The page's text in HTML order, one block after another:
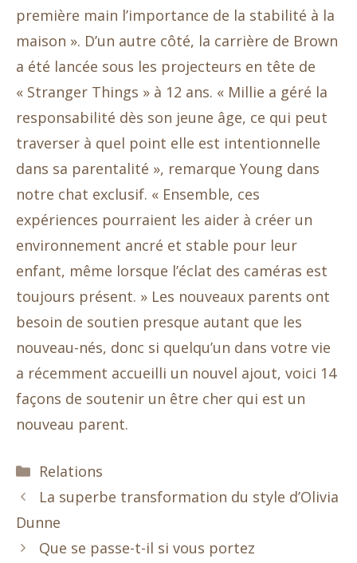
première main l’importance de la stabilité à la
maison ». D’un autre côté, la carrière de Brown
a été lancée sous les projecteurs en tête de
« Stranger Things » à 12 ans. « Millie a géré la
responsabilité dès son jeune âge, ce qui peut
traverser à quel point elle est intentionnelle
dans sa parentalité », remarque Young dans
notre chat exclusif. « Ensemble, ces
expériences pourraient les aider à créer un
environnement ancré et stable pour leur
enfant, même lorsque l’éclat des caméras est
toujours présent. » Les nouveaux parents ont
besoin de soutien presque autant que les
nouveau-nés, donc si quelqu’un dans votre vie
a récemment accueilli un nouvel ajout, voici 14
façons de soutenir un être cher qui est un
nouveau parent.
Catégories
Relations
La superbe transformation du style d’Olivia
Dunne
Que se passe-t-il si vous portez